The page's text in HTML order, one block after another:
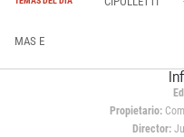
MAS E
Propietario:
Director: